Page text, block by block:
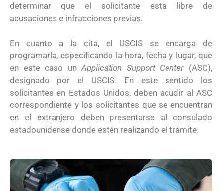
determinar que el solicitante esta libre de
acusaciones e infracciones previas.
En cuanto a la cita, el USCIS se encarga de
programarla, especificando la hora, fecha y lugar, que
en este caso unApplication Support Center (ASC),
designado por el USCIS. En este sentido los
solicitantes en Estados Unidos, deben acudir al ASC
correspondiente y los solicitantes que se encuentran
en el extranjero deben presentarse al consulado
estadounidense donde estén realizando el trámite.